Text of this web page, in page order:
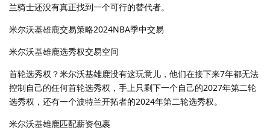
兰骑士还没有真正找到一个可行的替代者。
米尔沃基雄鹿交易策略2024NBA季中交易
米尔沃基雄鹿选秀权交易空间
首轮选秀权？米尔沃基雄鹿没有这玩意儿，他们在接下来7年都无法
控制自己的任何首轮选秀权，手上只剩下一个自己的2027年第二轮
选秀权，还有一个波特兰开拓者的2024年第二轮选秀权。
米尔沃基雄鹿匹配薪资包裹